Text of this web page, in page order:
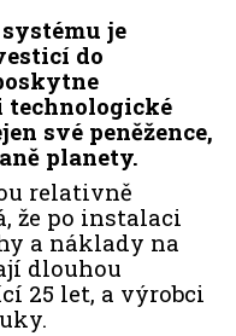
je
do
technologické
své peněžence,
planety.
relativně
že po instalaci
a náklady na
dlouhou
25 let, a výrobci